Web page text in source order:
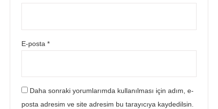
E-posta*
Daha sonraki yorumlarımda kullanılması için adım, e-
posta adresim ve site adresim bu tarayıcıya kaydedilsin.